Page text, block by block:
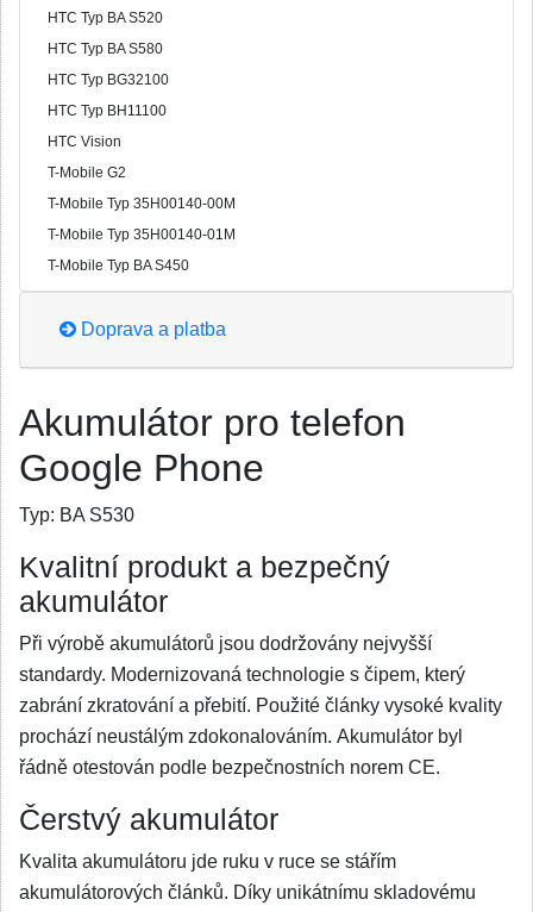
HTC Typ BA S520
HTC Typ BA S580
HTC Typ BG32100
HTC Typ BH11100
HTC Vision
T-Mobile G2
T-Mobile Typ 35H00140-00M
T-Mobile Typ 35H00140-01M
T-Mobile Typ BA S450
Doprava a platba
Akumulátor pro telefon
Google Phone
Typ: BA S530
Kvalitní produkt a bezpečný
akumulátor
Při výrobě akumulátorů jsou dodržovány nejvyšší
standardy. Modernizovaná technologie s čipem, který
zabrání zkratování a přebití. Použité články vysoké kvality
prochází neustálým zdokonalováním. Akumulátor byl
řádně otestován podle bezpečnostních norem CE.
Čerstvý akumulátor
Kvalita akumulátoru jde ruku v ruce se stářím
akumulátorových článků. Díky unikátnímu skladovému